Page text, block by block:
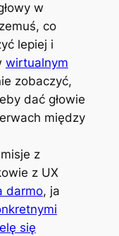
w
co
lepiej i
wirtualnym
zobaczyć,
dać głowie
między
z
z UX
darmo, ja
się